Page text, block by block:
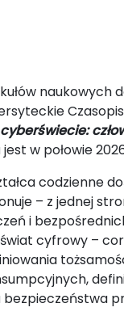
naukowych
w połowie
codzienne
– z jednej
i
cyfrowy –